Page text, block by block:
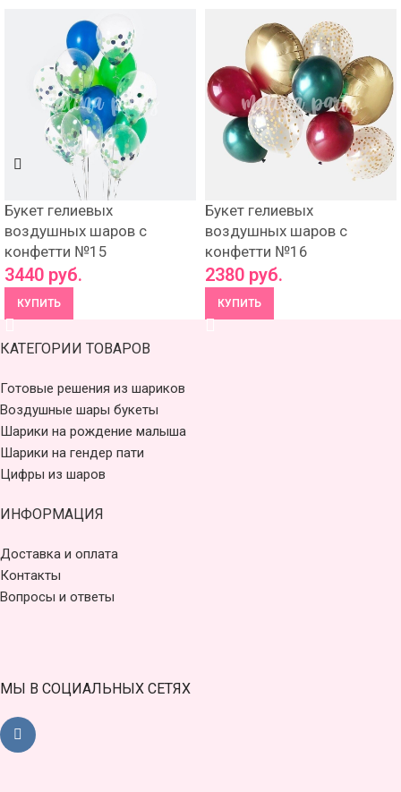
Букет гелиевых
воздушных шаров с
конфетти №15
3440 руб.
КУПИТЬ
Букет гелиевых
воздушных шаров с
конфетти №16
2380 руб.
КУПИТЬ
КАТЕГОРИИ ТОВАРОВ
Готовые решения из шариков
Воздушные шары букеты
Шарики на рождение малыша
Шарики на гендер пати
Цифры из шаров
ИНФОРМАЦИЯ
Доставка и оплата
Контакты
Вопросы и ответы
МЫ В СОЦИАЛЬНЫХ СЕТЯХ